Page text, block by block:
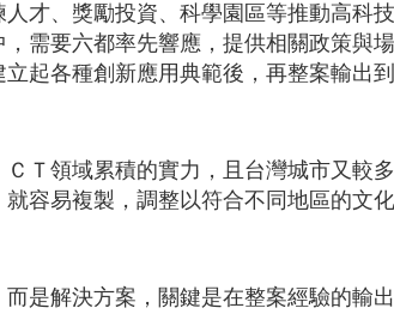
才、獎勵投資、科學園區等推動高科
需要六都率先響應，提供相關政策與
起各種創新應用典範後，再整案輸出
Ｔ領域累積的實力，且台灣城市又較
容易複製，調整以符合不同地區的文化
是解決方案，關鍵是在整案經驗的輸